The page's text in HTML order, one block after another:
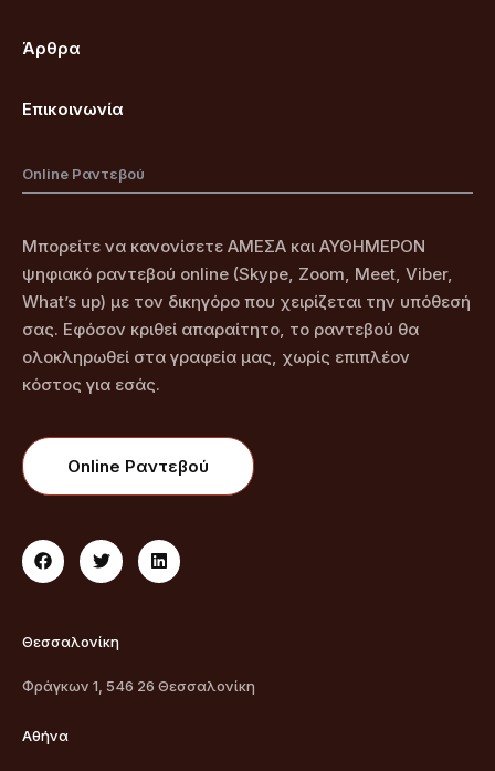
Άρθρα
Επικοινωνία
Online Ραντεβού
Μπορείτε να κανονίσετε ΑΜΕΣΑ και ΑΥΘΗΜΕΡΟΝ
ψηφιακό ραντεβού online (Skype, Zoom, Meet, Viber,
What’s up) με τον δικηγόρο που χειρίζεται την υπόθεσή
σας. Εφόσον κριθεί απαραίτητο, το ραντεβού θα
ολοκληρωθεί στα γραφεία μας, χωρίς επιπλέον
κόστος για εσάς.
Online Ραντεβού
Θεσσαλονίκη
Φράγκων 1, 546 26 Θεσσαλονίκη
Αθήνα